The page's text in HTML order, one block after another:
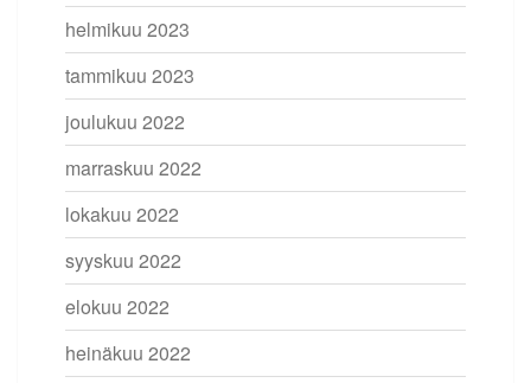
helmikuu 2023
tammikuu 2023
joulukuu 2022
marraskuu 2022
lokakuu 2022
syyskuu 2022
elokuu 2022
heinäkuu 2022